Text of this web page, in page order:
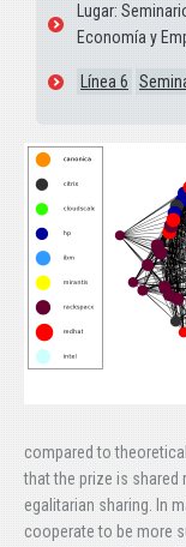
Lugar:
Economía y
Línea 6
compared to
that the prize is shared
egalitarian sharing. In
cooperate to be more